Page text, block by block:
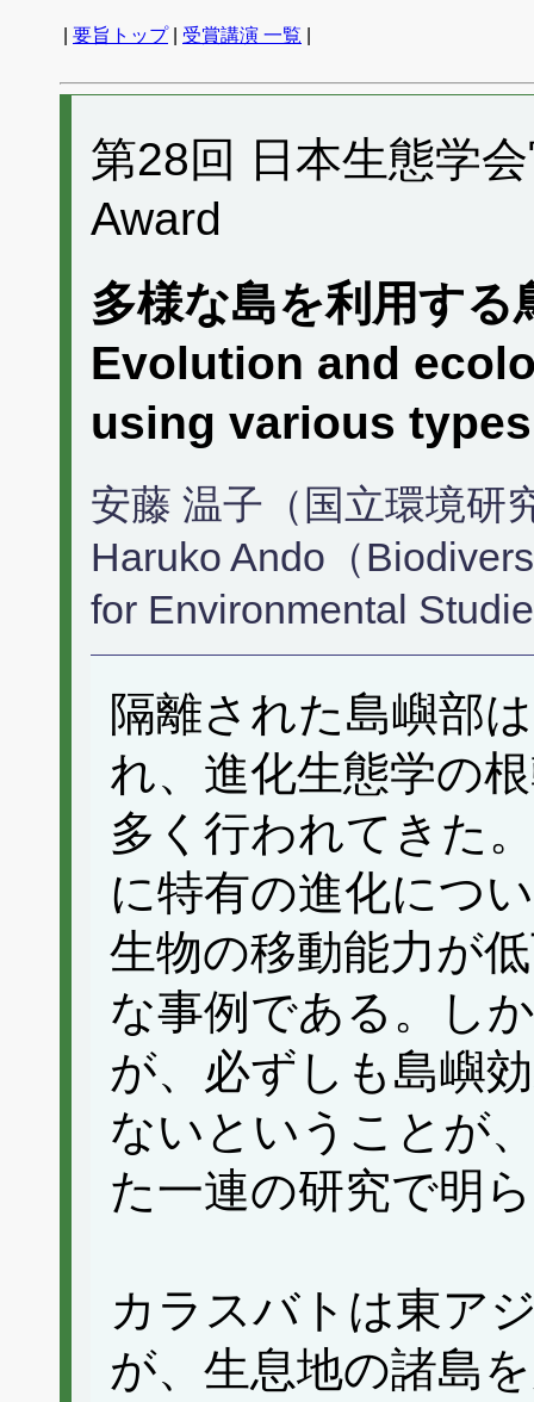
要旨トップ| 受賞講演 一覧
第28回 日本生態学
Award
多様な島を利用する
Evolution and
using various
安藤 温子（国立環境研
Haruko Ando（
for Environmental
隔離された島嶼部
れ、進化生態学の
多く行われてきた
に特有の進化につ
生物の移動能力が
な事例である。し
が、必ずしも島嶼
ないということが
た一連の研究で明
カラスバトは東ア
が、生息地の諸島